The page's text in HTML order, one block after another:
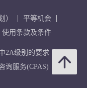
）
平等机会
使用条款及条件
2A级别的要求
询服务(CPAS)